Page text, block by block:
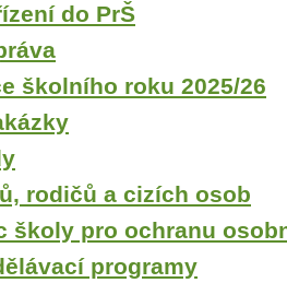
do PrŠ
školního roku 2025/26
rodičů a cizích osob
školy pro ochranu
programy